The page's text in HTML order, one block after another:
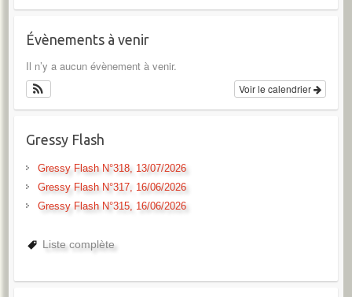
Évènements à venir
Il n’y a aucun évènement à venir.
Voir le calendrier
Gressy Flash
Gressy Flash N°318, 13/07/2026
Gressy Flash N°317, 16/06/2026
Gressy Flash N°315, 16/06/2026
Liste complète